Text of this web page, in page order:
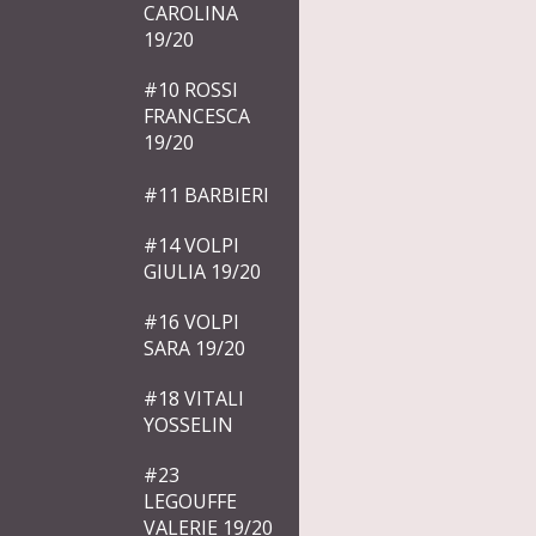
CAROLINA
19/20
#10 ROSSI
FRANCESCA
19/20
#11 BARBIERI
#14 VOLPI
GIULIA 19/20
#16 VOLPI
SARA 19/20
#18 VITALI
YOSSELIN
#23
LEGOUFFE
VALERIE 19/20